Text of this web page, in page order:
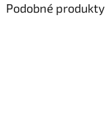
Podobné produkty